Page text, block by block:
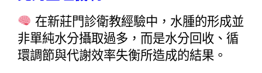
在新莊門診衛教經驗中，水腫的形成並
非單純水分攝取過多，而是水分回收、循
環調節與代謝效率失衡所造成的結果。